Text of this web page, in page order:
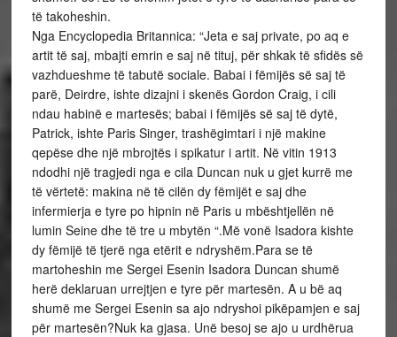
të takoheshin.
Nga Encyclopedia Britannica: “Jeta e saj private, po aq e
artit të saj, mbajti emrin e saj në tituj, për shkak të sfidës së
vazhdueshme të tabutë sociale. Babai i fëmijës së saj të
parë, Deirdre, ishte dizajni i skenës Gordon Craig, i cili
ndau habinë e martesës; babai i fëmijës së saj të dytë,
Patrick, ishte Paris Singer, trashëgimtari i një makine
qepëse dhe një mbrojtës i spikatur i artit. Në vitin 1913
ndodhi një tragjedi nga e cila Duncan nuk u gjet kurrë me
të vërtetë: makina në të cilën dy fëmijët e saj dhe
infermierja e tyre po hipnin në Paris u mbështjellën në
lumin Seine dhe të tre u mbytën “.Më vonë Isadora kishte
dy fëmijë të tjerë nga etërit e ndryshëm.Para se të
martoheshin me Sergei Esenin Isadora Duncan shumë
herë deklaruan urrejtjen e tyre për martesën. A u bë aq
shumë me Sergei Esenin sa ajo ndryshoi pikëpamjen e saj
për martesën?Nuk ka gjasa. Unë besoj se ajo u urdhërua